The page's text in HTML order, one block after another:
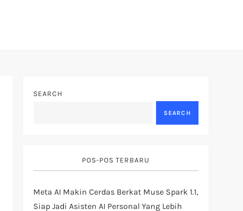
SEARCH
SEARCH
POS-POS TERBARU
Meta AI Makin Cerdas Berkat Muse Spark 1.1,
Siap Jadi Asisten AI Personal Yang Lebih